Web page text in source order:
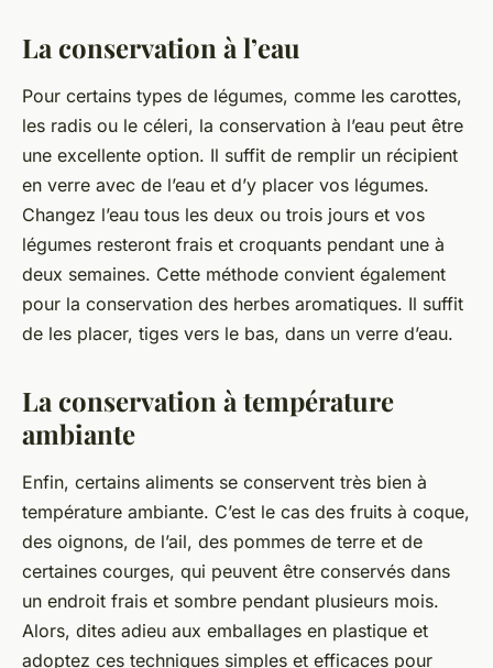
La conservation à l’eau
Pour certains types de légumes, comme les carottes,
les radis ou le céleri, la conservation à l’eau peut être
une excellente option. Il suffit de remplir un récipient
en verre avec de l’eau et d’y placer vos légumes.
Changez l’eau tous les deux ou trois jours et vos
légumes resteront frais et croquants pendant une à
deux semaines. Cette méthode convient également
pour la conservation des herbes aromatiques. Il suffit
de les placer, tiges vers le bas, dans un verre d’eau.
La conservation à température
ambiante
Enfin, certains aliments se conservent très bien à
température ambiante. C’est le cas des fruits à coque,
des oignons, de l’ail, des pommes de terre et de
certaines courges, qui peuvent être conservés dans
un endroit frais et sombre pendant plusieurs mois.
Alors, dites adieu aux emballages en plastique et
adoptez ces techniques simples et efficaces pour